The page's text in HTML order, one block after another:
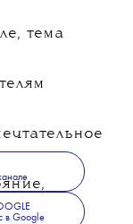
тема
в Google